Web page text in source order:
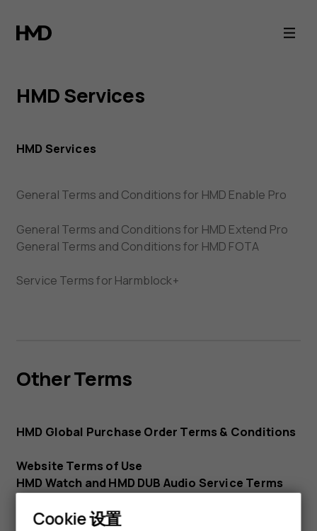
HMD
服
务
条
HMD Services
HMD Services
General Terms and Conditions for HMD Enable Pro
General Terms and Conditions for HMD Extend Pro
General Terms and Conditions for HMD FOTA
Service Terms for Harmblock+
Other Terms
HMD Global Purchase Order Terms & Conditions
Website Terms of Use
HMD Watch and HMD DUB Audio Service Terms
Cookie 设置